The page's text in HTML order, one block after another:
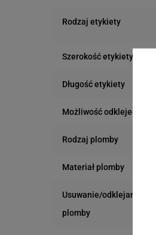
Rodzaj etykiety
Szerokość etykiety
Długość etykiety
Możliwość odklejenia
Rodzaj plomby
Materiał plomby
Usuwanie/odklejanie
plomby